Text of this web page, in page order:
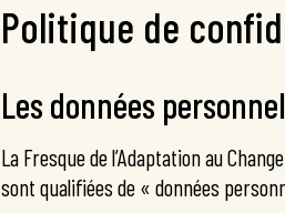
Politique de
Les données
La Fresque de l’Adaptation au
sont qualifiées de « données